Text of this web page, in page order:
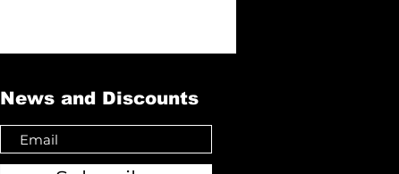
News and Discounts